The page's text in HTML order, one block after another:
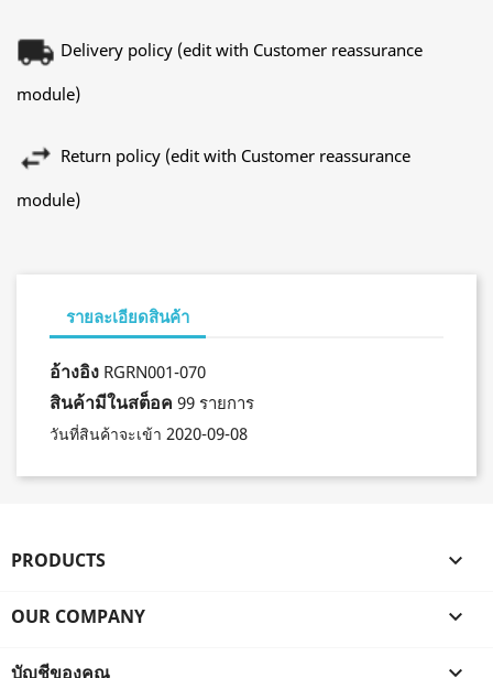
Delivery policy (edit with Customer reassurance
module)
Return policy (edit with Customer reassurance
module)
รายละเอียดสินค้า
อ้างอิง RGRN001-070
สินค้ามีในสต็อค 99 รายการ
วันที่สินค้าจะเข้า 2020-09-08
PRODUCTS 
OUR COMPANY 
บัญชีของคุณ